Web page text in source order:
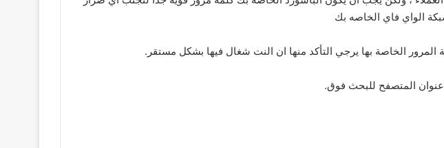
الواي فاي الخاصه بك
المرور الخاصة بها يرجي التأكد منها ان النت شغال فيها بشكل مستقر.